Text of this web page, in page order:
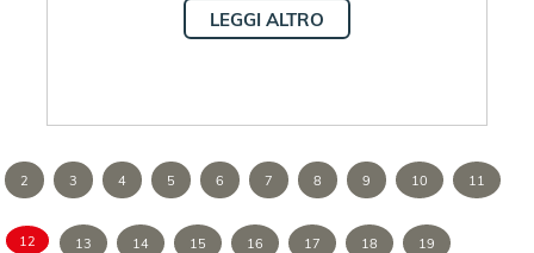
LEGGI ALTRO
2 3 4 5 6 7 8 9 10 11
12 13 14 15 16 17 18 19